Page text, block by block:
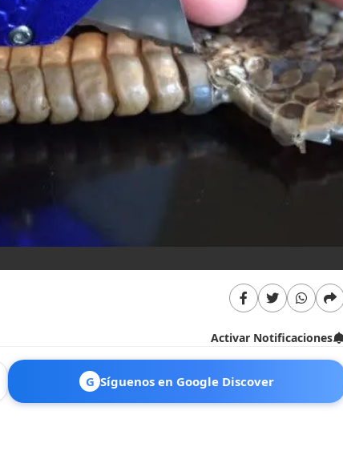
Activar Notificaciones
G Síguenos en Google Discover